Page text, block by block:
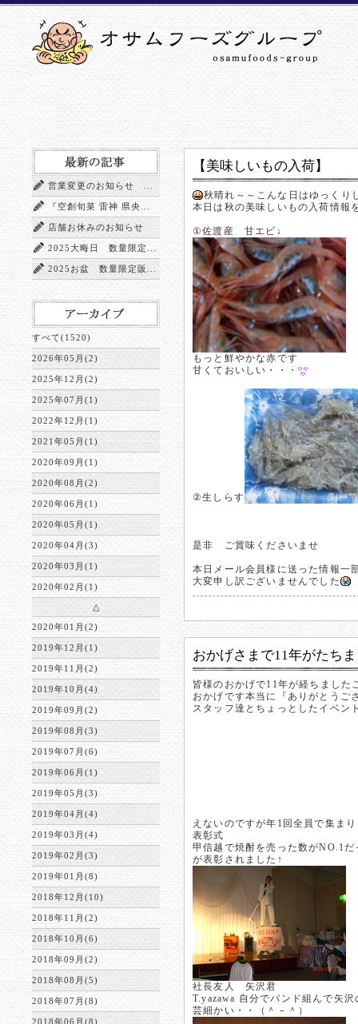
営業変更のお知らせ ...
『空創旬菜 雷神 県央...
店舗お休みのお知らせ
2025大晦日 数量限定...
2025お盆 数量限定販...
すべて(1520)
2026年05月(2)
2025年12月(2)
2025年07月(1)
2022年12月(1)
2021年05月(1)
2020年09月(1)
2020年08月(2)
2020年06月(1)
2020年05月(1)
2020年04月(3)
2020年03月(1)
2020年02月(1)
△
2020年01月(2)
2019年12月(1)
2019年11月(2)
2019年10月(4)
2019年09月(2)
2019年08月(3)
2019年07月(6)
2019年06月(1)
2019年05月(3)
2019年04月(4)
2019年03月(4)
2019年02月(3)
2019年01月(8)
2018年12月(10)
2018年11月(2)
2018年10月(6)
2018年09月(2)
2018年08月(5)
2018年07月(8)
2018年06月(8)
【美味しいもの入荷】
秋晴れ～～こんな日はゆっくり
本日は秋の美味しいもの入荷情報
①佐渡産 甘エビ↓
もっと鮮やかな赤です
甘くておいしい・・・
②生しらす
是非 ご賞味くださいませ
本日メール会員様に送った情報一
大変申し訳ございませんでした
おかげさまで11年がたち
皆様のおかげで11年が経ちました
おかげです本当に『ありがとうご
スタッフ達とちょっとしたイベン
えないのですが年1回全員で集ま
表彰式
甲信越で焼酎を売った数がNO.1
が表彰されました↑
社長友人 矢沢君
T.yazawa 自分でバンド組んで矢
芸細かい・・（＾－＾）